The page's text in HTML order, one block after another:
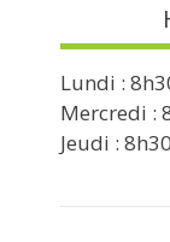
Lundi :
Mercredi :
Jeudi :